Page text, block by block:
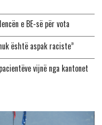
e BE-së për vota
është aspak raciste”
vijnë nga kantonet